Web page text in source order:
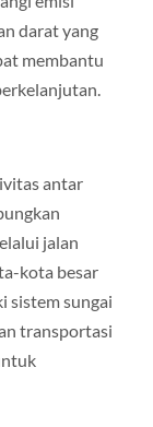
darat yang
membantu
antar
jalan
kota besar
sistem sungai
transportasi